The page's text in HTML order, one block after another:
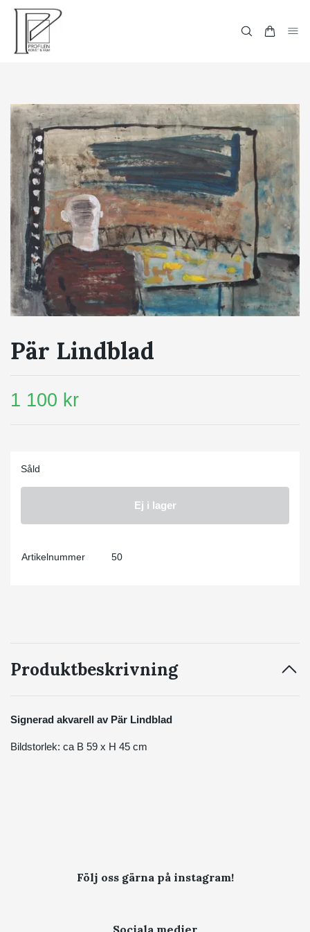
Pär Lindblad
1 100 kr
Såld
Ej i lager
Artikelnummer 50
Produktbeskrivning
Signerad akvarell av Pär Lindblad
Bildstorlek: ca B 59 x H 45 cm
Följ oss gärna på instagram!
Sociala medier